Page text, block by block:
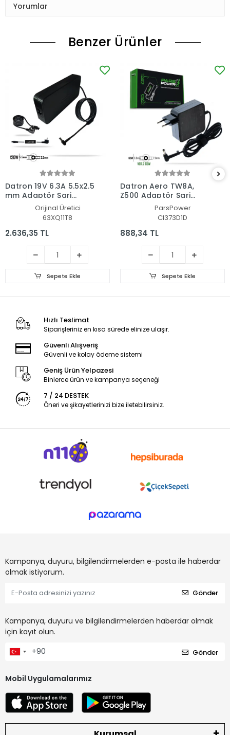
Yorumlar
Benzer Ürünler
Datron 19V 6.3A 5.5x2.5
mm Adaptör Şarj
Aleti-CihazıOrijinal Üretici
63XQ11T8
2.636,35 TL
Sepete Ekle
Datron Aero TW8A,
Z500 Adaptör Şarj
Aleti-Cihazı (Pars
ParsPower
CI373D1D
888,34 TL
Sepete Ekle
Hızlı Teslimat
Siparişleriniz en kısa sürede elinize ulaşır.
Güvenli Alışveriş
Güvenli ve kolay ödeme sistemi
Geniş Ürün Yelpazesi
Binlerce ürün ve kampanya seçeneği
7 / 24 DESTEK
Öneri ve şikayetlerinizi bize iletebilirsiniz.
Kampanya, duyuru, bilgilendirmelerden e-posta ile haberdar
olmak istiyorum.
Gönder
Kampanya, duyuru ve bilgilendirmelerden haberdar olmak
için kayıt olun.
Gönder
Mobil Uygulamalarımız